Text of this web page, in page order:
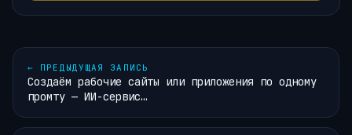
← ПРЕДЫДУЩАЯ ЗАПИСЬ
Создаём рабочие сайты или приложения по одному
промту — ИИ-сервис…